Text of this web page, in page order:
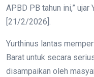
APBD PB tahun ini,” ujar
[21/2/2026].
Yurthinus lantas
Barat untuk secara
disampaikan oleh